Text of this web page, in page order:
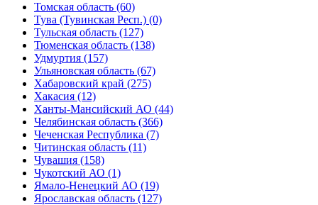
Томская область (60)
Тува (Тувинская Респ.) (0)
Тульская область (127)
Тюменская область (138)
Удмуртия (157)
Ульяновская область (67)
Хабаровский край (275)
Хакасия (12)
Ханты-Мансийский АО (44)
Челябинская область (366)
Чеченская Республика (7)
Читинская область (11)
Чувашия (158)
Чукотский АО (1)
Ямало-Ненецкий АО (19)
Ярославская область (127)